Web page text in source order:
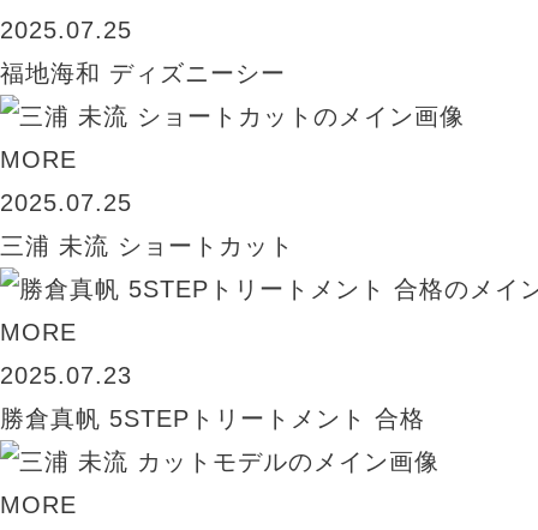
2025.07.25
福地海和 ディズニーシー
MORE
2025.07.25
三浦 未流 ショートカット
MORE
2025.07.23
勝倉真帆 5STEPトリートメント 合格
MORE